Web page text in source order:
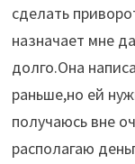
сделать
назначает мне
долго.Она
раньше,но ей
получаюсь вне
располагаю